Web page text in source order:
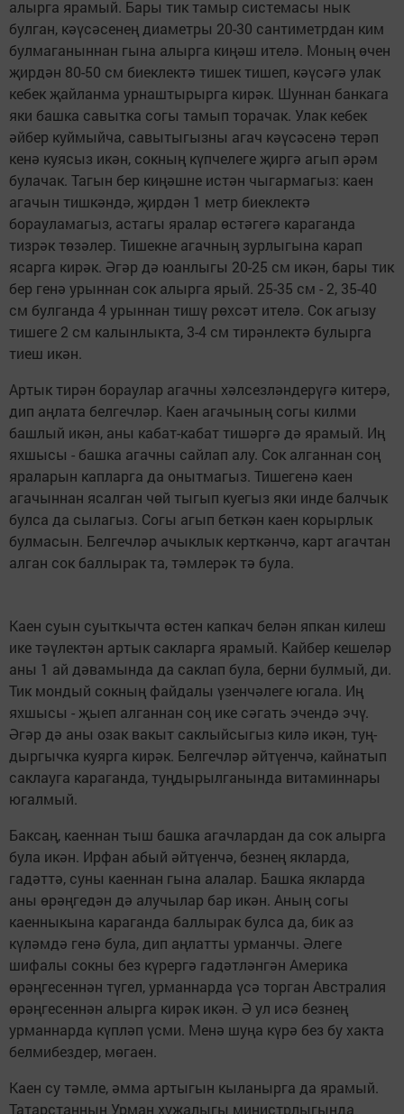
алырга ярамый. Бары тик тамыр системасы нык
булган, кәүсәсенең диаметры 20-30 сантиметрдан ким
булмаганыннан гына алырга киңәш ителә. Моның өчен
җирдән 80-50 см биеклектә тишек тишеп, кәүсәгә улак
кебек җай­лан­ма урнаштырырга кирәк. Шуннан банкага
яки башка савытка согы тамып торачак. Улак кебек
әйбер куймыйча, савытыгызны агач кәүсә­се­нә терәп
кенә куясыз икән, сокның күпчелеге җиргә агып әрәм
булачак. Тагын бер ки­ңәшне истән чыгармагыз: каен
агачын тишкәндә, җирдән 1 метр биек­лектә
борауламагыз, астагы яралар өстәгегә караганда
тизрәк төзәлер. Тишекне агачның зурлыгына карап
ясарга кирәк. Әгәр дә юанлыгы 20-25 см икән, бары тик
бер генә урыннан сок алырга ярый. 25-35 см - 2, 35-40
см булганда 4 урыннан тишү рөхсәт ителә. Сок агызу
тишеге 2 см калынлыкта, 3-4 см тирәнлектә булырга
тиеш икән.
Артык тирән бораулар агачны хәлсезләндерүгә ки­те­рә,
дип аңлата белгечләр. Каен ага­чы­ның согы килми
башлый икән, аны кабат-кабат тишәргә дә ярамый. Иң
яхшысы - башка агачны сай­­лап алу. Сок алганнан соң
яраларын кап­ларга да онытмагыз. Тише­генә каен
агачыннан ясалган чөй тыгып куегыз яки инде балчык
булса да сылагыз. Согы агып беткән каен корырлык
булмасын. Белгеч­ләр ачык­лык керткәнчә, карт агачтан
алган сок баллырак та, тәмлерәк тә була.
Каен суын суыткычта өстен капкач белән япкан килеш
ике тәү­лек­тән артык сакларга ярамый. Кайбер кешеләр
аны 1 ай дәва­мында да сак­лап була, берни булмый, ди.
Тик мондый сокның файдалы үзенчә­леге югала. Иң
яхшысы - җыеп алганнан соң ике сәгать эчендә эчү.
Әгәр дә аны озак вакыт саклыйсыгыз килә икән, туң­
дыргычка куярга кирәк. Белгечләр әйтүенчә, кайнатып
сак­лауга караганда, туңдырыл­га­нында витаминнары
югалмый.
Баксаң, каеннан тыш башка агачлардан да сок алырга
була икән. Ирфан абый әйтүенчә, без­нең якларда,
гадәттә, суны каеннан гына алалар. Башка якларда
аны өрәңгедән дә алучылар бар икән. Аның согы
каенныкына караганда баллырак булса да, бик аз
күләмдә генә була, дип аңлатты урманчы. Әлеге
шифалы сокны без күрергә гадәтләнгән Америка
өрәңгесен­нән түгел, урманнарда үсә торган Австралия
өрәң­гесеннән алырга кирәк икән. Ә ул исә безнең
урманнарда күпләп үсми. Менә шуңа күрә без бу хакта
белмибездер, мөгаен.
Каен су тәмле, әмма артыгын кы­ланырга да ярамый.
Татар­стан­ның Урман хуҗалыгы министрлыгында